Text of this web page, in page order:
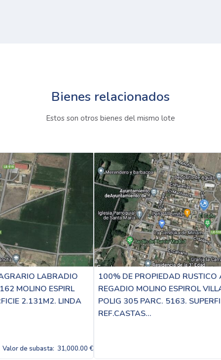
Bienes relacionados
Estos son otros bienes del mismo lote
€
100% DE PROPIEDAD RUSTICO AGRARIO LABRADIO
REGADIO MOLINO ESPIROL VILLAORNATE Y CASTRO
POLIG 305 PARC. 5163. SUPERFICIE 4.462M2. LINDA